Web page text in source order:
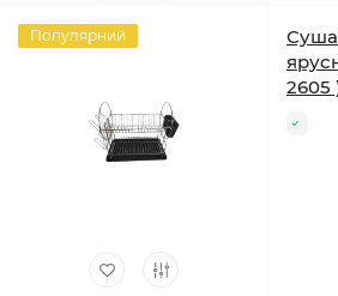
Популярний
2605